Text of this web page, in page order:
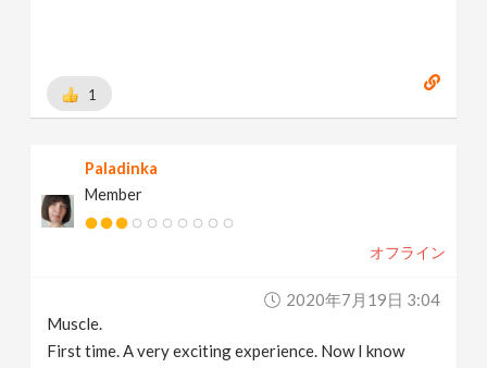
1
Paladinka
Member
オフライン
2020年7月19日 3:04
Muscle.
First time. A very exciting experience. Now I know